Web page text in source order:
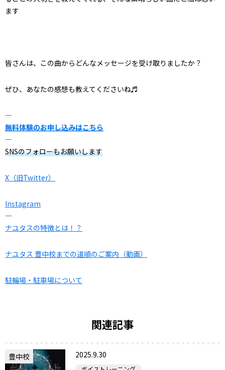
ます
皆さんは、この曲からどんなメッセージを受け取りましたか？
ぜひ、あなたの感想も教えてくださいね♬
—
無料体験のお申し込みはこちら
—
SNSのフォローもお願いします
X（旧Twitter）
Instagram
—
ナユタスの特徴とは！？
ナユタス 豊中校までの道順のご案内（動画）
駐輪場・駐車場について
関連記事
豊中校 2025.9.30